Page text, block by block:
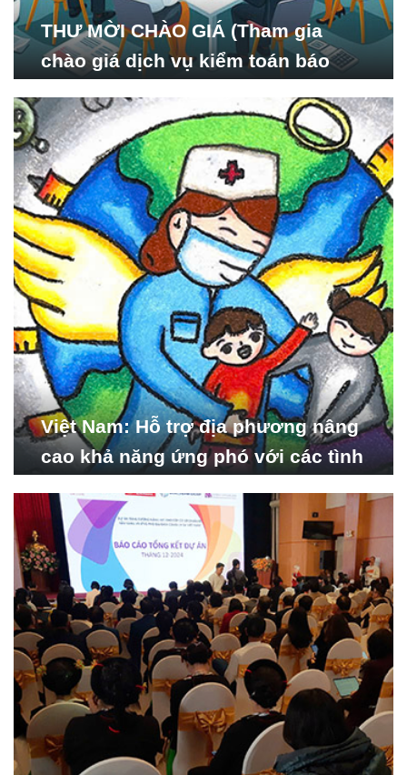
THƯ MỜI CHÀO GIÁ (Tham gia
chào giá dịch vụ kiểm toán báo
Nghiên cứu Phát triển Xã
hội_ISDS)
Việt Nam: Hỗ trợ địa phương nâng
cao khả năng ứng phó với các tình